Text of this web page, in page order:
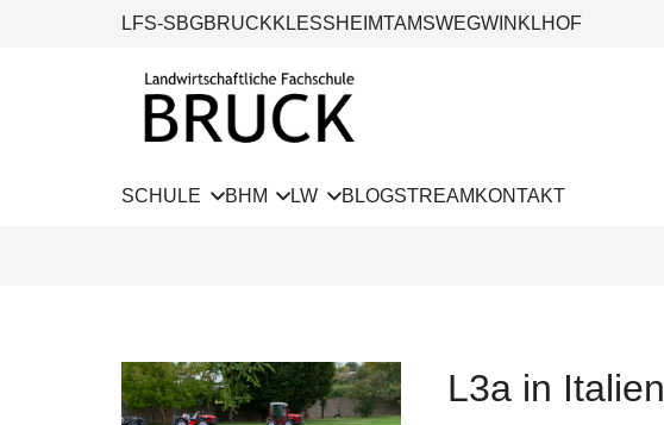
LFS-SBGBRUCKKLESSHEIMTAMSWEGWINKLHOF
SCHULE BHM LW BLOGSTREAM KONTAKT
L3a in Italien